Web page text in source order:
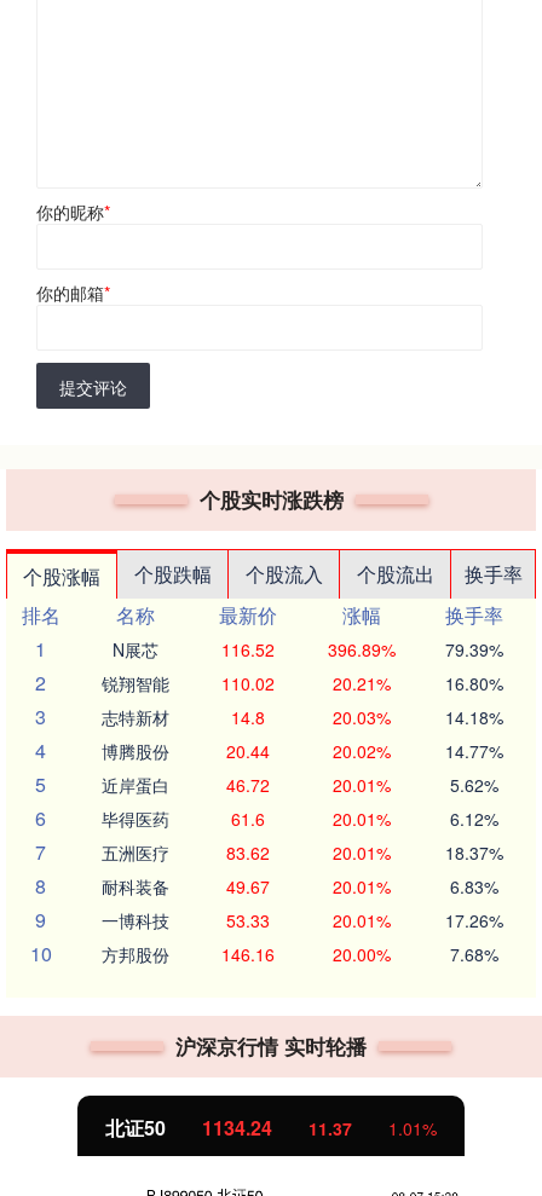
你的昵称*
你的邮箱*
提交评论
个股实时涨跌榜
个股涨幅 个股跌幅 个股流入 个股流出
换手率
排名
名称 最新价 涨幅
换手率
1
N展芯 116.52 396.89% 79.39%
2 锐翔智能 110.02 20.21% 16.80%
3 志特新材 14.8 20.03% 14.18%
4 博腾股份 20.44 20.02% 14.77%
5 近岸蛋白 46.72 20.01% 5.62%
6 毕得医药 61.6 20.01% 6.12%
7 五洲医疗 83.62 20.01% 18.37%
8 耐科装备 49.67 20.01% 6.83%
9 一博科技 53.33 20.01% 17.26%
10 方邦股份 146.16 20.00% 7.68%
沪深京行情 实时轮播
北证50 1134.24 11.37 1.01%